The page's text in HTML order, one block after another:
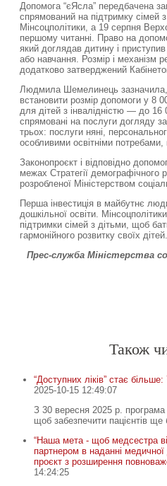
Допомога “єЯсла” передбачена
спрямований на підтримку сімей
Мінсоцполітики, а 19 серпня
першому читанні. Право на
який доглядав дитину і
або навчання. Розмір і механізм
додатково затверджений
Людмила Шемелинець зазначила,
встановити розмір допомоги у 8
для дітей з інвалідністю — до
спрямовані на послуги догляду
трьох: послуги няні,
особливими освітніми
Законопроєкт і відповідно
межах Стратегії демографічного
розробленої Міністерством
Перша інвестиція в майбутнє
дошкільної освіти.
підтримки сімей з дітьми, щоб
гармонійного розвитку своїх дітей.
Прес-служба Міністерства
Також
“Доступних ліків” стає
2025-10-15 12:49:07
З 30 вересня 2025 р. програма
щоб забезпечити пацієнтів
“Наша мета - щоб медсестра
партнером в наданні
проєкт з розширення
14:24:25